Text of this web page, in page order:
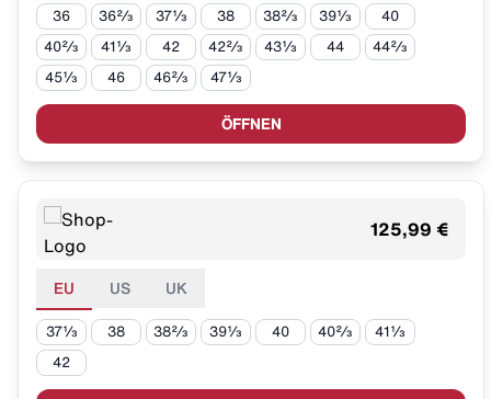
36 36⅔ 37⅓ 38 38⅔ 39⅓ 40
40⅔ 41⅓ 42 42⅔ 43⅓ 44 44⅔
45⅓ 46 46⅔ 47⅓
ÖFFNEN
125,99 €
EU US UK
37⅓ 38 38⅔ 39⅓ 40 40⅔ 41⅓
42